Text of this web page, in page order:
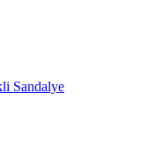
Sandalye